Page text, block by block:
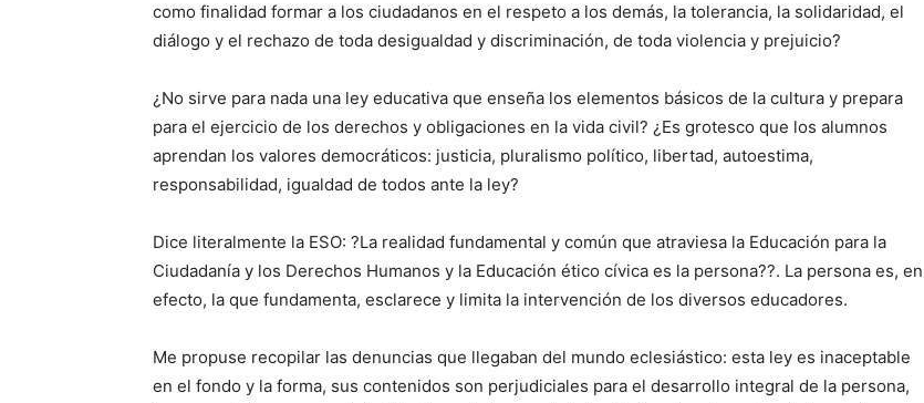
como finalidad formar a los ciudadanos en el respeto a los demás, la tolerancia, la solidaridad, el
diálogo y el rechazo de toda desigualdad y discriminación, de toda violencia y prejuicio?
¿No sirve para nada una ley educativa que enseña los elementos básicos de la cultura y prepara
para el ejercicio de los derechos y obligaciones en la vida civil? ¿Es grotesco que los alumnos
aprendan los valores democráticos: justicia, pluralismo político, libertad, autoestima,
responsabilidad, igualdad de todos ante la ley?
Dice literalmente la ESO: ?La realidad fundamental y común que atraviesa la Educación para la
Ciudadanía y los Derechos Humanos y la Educación ético cívica es la persona??. La persona es, en
efecto, la que fundamenta, esclarece y limita la intervención de los diversos educadores.
Me propuse recopilar las denuncias que llegaban del mundo eclesiástico: esta ley es inaceptable
en el fondo y la forma, sus contenidos son perjudiciales para el desarrollo integral de la persona,